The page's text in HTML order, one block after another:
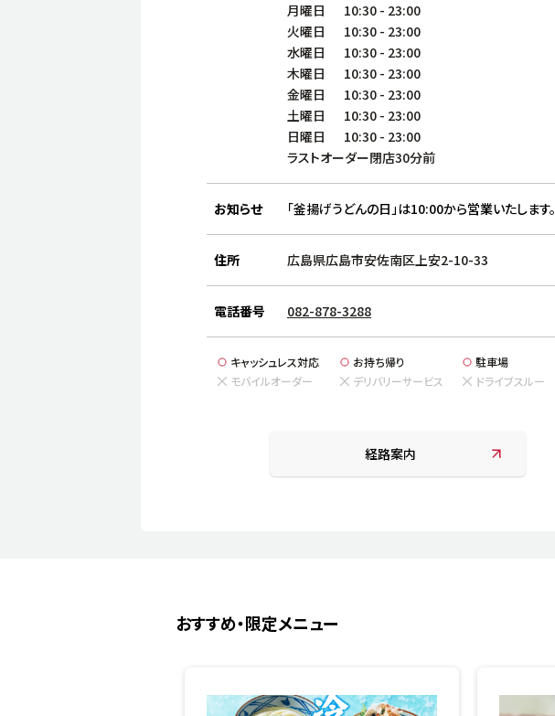
月曜日 10:30 - 23:00
火曜日
10:30 - 23:00
水曜日
10:30 - 23:00
木曜日
10:30 - 23:00
金曜日
10:30 - 23:00
土曜日
10:30 - 23:00
日曜日
10:30 - 23:00
ラストオーダー閉店30分前
お知らせ 「釜揚げうどんの日」は10:00から営業いたします。
住所 広島県広島市安佐南区上安2-10-33
電話番号 082-878-3288
キャッシュレス対応 お持ち帰り
駐車場
モバイルオーダー
デリバリーサービス ドライブスルー
経路案内
おすすめ・限定メニュー